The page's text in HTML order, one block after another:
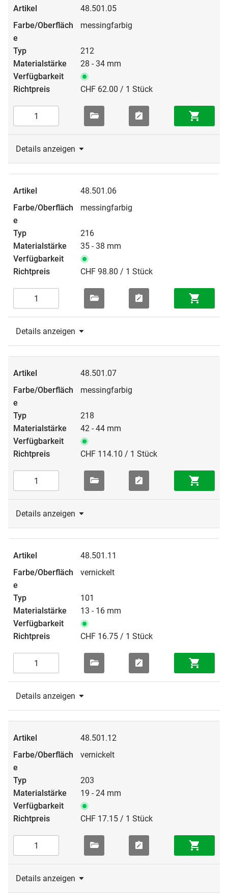
48.501.05
messingfarbig
212
28 - 34 mm
CHF 62.00 / 1 Stück
Details anzeigen
48.501.06
messingfarbig
216
35 - 38 mm
CHF 98.80 / 1 Stück
Details anzeigen
48.501.07
messingfarbig
218
42 - 44 mm
CHF 114.10 / 1 Stück
Details anzeigen
48.501.11
vernickelt
101
13 - 16 mm
CHF 16.75 / 1 Stück
Details anzeigen
48.501.12
vernickelt
203
19 - 24 mm
CHF 17.15 / 1 Stück
Details anzeigen